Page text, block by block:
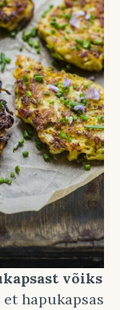
võiks
hapukapsas